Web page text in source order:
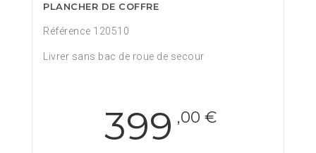
PLANCHER DE COFFRE
Référence 120510
Livrer sans bac de roue de secour
399 ,00 €